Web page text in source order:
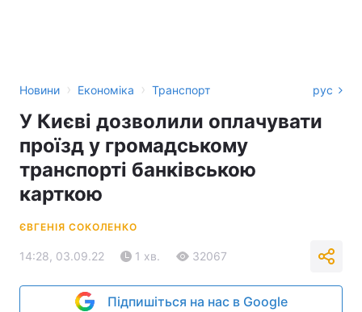
Новини › Економіка › Транспорт рус
У Києві дозволили оплачувати
проїзд у громадському
транспорті банківською
карткою
ЄВГЕНІЯ СОКОЛЕНКО
14:28, 03.09.22 1 хв. 32067
Підпишіться на нас в Google